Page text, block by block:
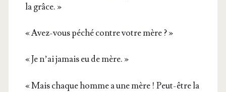
la grâce. »
« Avez-vous péché contre votre mère ? »
« Je n’ai jamais eu de mère. »
« Mais chaque homme a une mère ! Peut-être la